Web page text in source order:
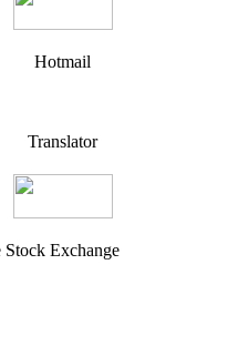
Hotmail
Translator
Stock Exchange